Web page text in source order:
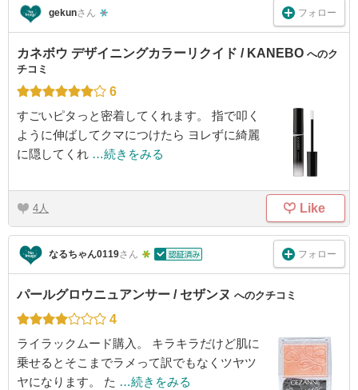
gekunさん フォロー
カネボウ デザイニングカラーリクイド / KANEBO へのク
チコミ
6
すごいピタっと密着してくれます。 指で叩く
ように伸ばしてクマにつけたら ヨレずに綺麗
に隠してくれ …続きをみる
4 Like
なるちゃん0119さん フォロー
パールグロウニュアンサー / セザンヌ へのクチコミ
4
ライラックムード購入。 キラキラだけど肌に
乗せるとそこまでラメって訳でもなくツヤツ
ヤになります。 た …続きをみる